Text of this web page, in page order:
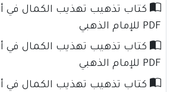
PDF للإمام الذهبي
PDF للإمام الذهبي